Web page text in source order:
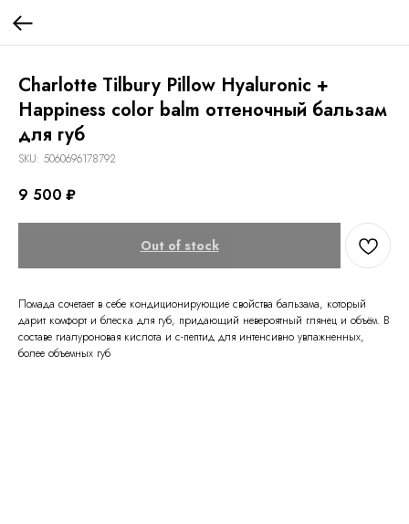
Charlotte Tilbury Pillow Hyaluronic +
Happiness color balm оттеночный бальзам
для губ
SKU: 5060696178792
9 500 ₽
Out of stock
Помада сочетает в себе кондиционирующие свойства бальзама, который
дарит комфорт и блеска для губ, придающий невероятный глянец и объём. В
составе гиалуроновая кислота и с-пептид для интенсивно увлажненных,
более объемных губ